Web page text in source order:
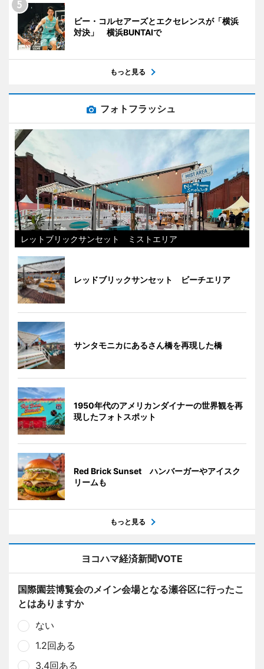
ビー・コルセアーズとエクセレンスが「横浜
対決」 横浜BUNTAIで
もっと見る
フォトフラッシュ
レットブリックサンセット ミストエリア
レッドブリックサンセット ビーチエリア
サンタモニカにあるさん橋を再現した橋
1950年代のアメリカンダイナーの世界観を再
現したフォトスポット
Red Brick Sunset ハンバーガーやアイスク
リームも
もっと見る
ヨコハマ経済新聞VOTE
国際園芸博覧会のメイン会場となる瀬谷区に行ったこ
とはありますか
ない
1.2回ある
3.4回ある